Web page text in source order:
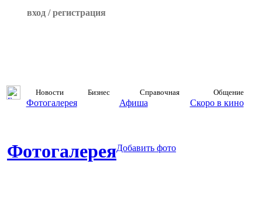
вход / регистрация
Новости Бизнес Справочная Общение
Фотогалерея Афиша Скоро в кино
ФотогалереяДобавить фото